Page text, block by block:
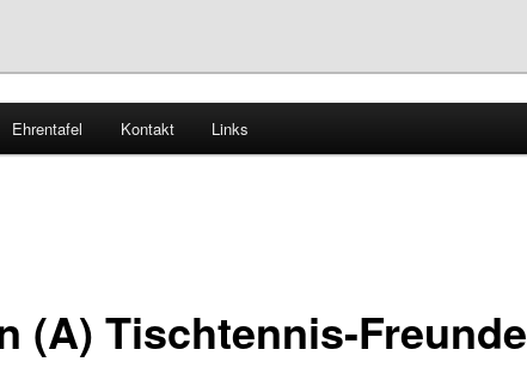
– Tischtennis
Ehrentafel Kontakt Links
(A) Tischtennis-Freunde